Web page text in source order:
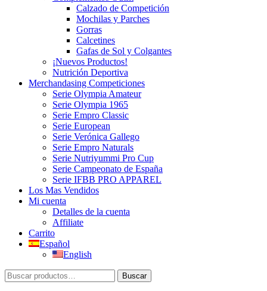
Calzado de Competición
Mochilas y Parches
Gorras
Calcetines
Gafas de Sol y Colgantes
¡Nuevos Productos!
Nutrición Deportiva
Merchandasing Competiciones
Serie Olympia Amateur
Serie Olympia 1965
Serie Empro Classic
Serie European
Serie Verónica Gallego
Serie Empro Naturals
Serie Nutriyummi Pro Cup
Serie Campeonato de España
Serie IFBB PRO APPAREL
Los Mas Vendidos
Mi cuenta
Detalles de la cuenta
Affiliate
Carrito
Español
English
Buscar
por:
Buscar